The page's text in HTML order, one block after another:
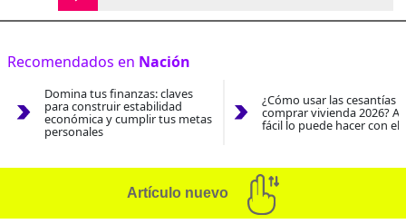
Recomendados en Nación
Domina tus finanzas: claves
para construir estabilidad
económica y cumplir tus metas
personales
¿Cómo usar las cesantías
comprar vivienda 2026?
fácil lo puede hacer con el
Artículo nuevo